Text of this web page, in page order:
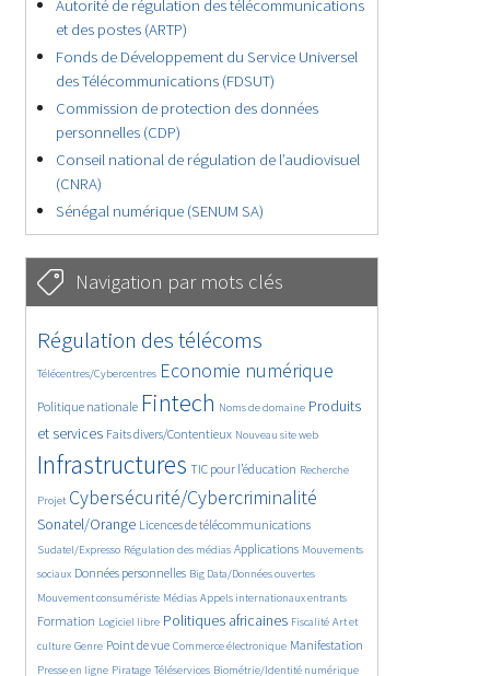
Autorité de régulation des télécommunications
et des postes (ARTP)
Fonds de Développement du Service Universel
des Télécommunications (FDSUT)
Commission de protection des données
personnelles (CDP)
Conseil national de régulation de l’audiovisuel
(CNRA)
Sénégal numérique (SENUM SA)
Navigation par mots clés
4602/5650
Régulation des télécoms
373/5650
Télécentres/Cybercentres
3668/5650 Economie numérique
1843/5650
Politique nationale Fintech Noms de domaine Produits
et services
1582/5650 Faits divers/Contentieux
831/5650 Nouveau site web
5650/5650
Infrastructures
1806/5650
TIC pour l’éducation
201/5650
Recherche
246/5650
Projet
3564/5650Cybersécurité/Cybercriminalité
2319/5650
Sonatel/Orange
1626/5650 Licences de télécommunications
279/5650
Sudatel/Expresso
1033/5650 Régulation des médias
1520/5650 Applications
1151/5650
Mouvements
sociaux
1660/5650Données personnelles
140/5650 Big Data/Données ouvertes
612/5650
Mouvement consumériste
375/5650 Médias
670/5650 Appels internationaux entrants
1731/5650
Formation
94/5650 Logiciel libre
2415/5650 Politiques africaines
1070/5650 Fiscalité
173/5650
Art et
culture
586/5650
Genre
1842/5650 Point de vue
1040/5650 Commerce électronique
1519/5650 Manifestation
334/5650
Presse en ligne
127/5650 Piratage
204/5650 Téléservices
1170/5650 Biométrie/Identité numérique
360/5650